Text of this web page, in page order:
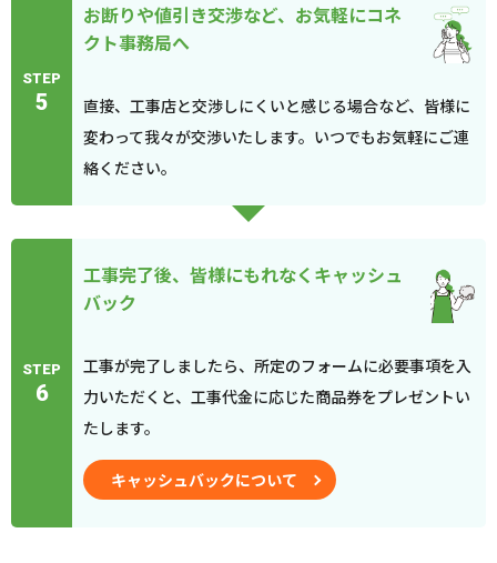
STEP
5
お断りや値引き交渉など、お気軽にコネ
クト事務局へ
直接、工事店と交渉しにくいと感じる場合など、皆様に
変わって我々が交渉いたします。いつでもお気軽にご連
絡ください。
STEP
6
工事完了後、皆様にもれなくキャッシュ
バック
工事が完了しましたら、所定のフォームに必要事項を入
力いただくと、工事代金に応じた商品券をプレゼントい
たします。
キャッシュバックについて